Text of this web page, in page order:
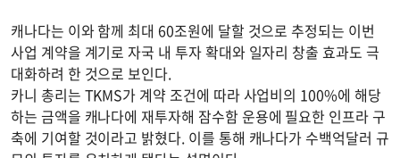
캐나다는 이와 함께 최대 60조원에 달할 것으로 추정되는 이번
사업 계약을 계기로 자국 내 투자 확대와 일자리 창출 효과도 극
대화하려 한 것으로 보인다.
카니 총리는 TKMS가 계약 조건에 따라 사업비의 100%에 해당
하는 금액을 캐나다에 재투자해 잠수함 운용에 필요한 인프라 구
축에 기여할 것이라고 밝혔다. 이를 통해 캐나다가 수백억달러 규